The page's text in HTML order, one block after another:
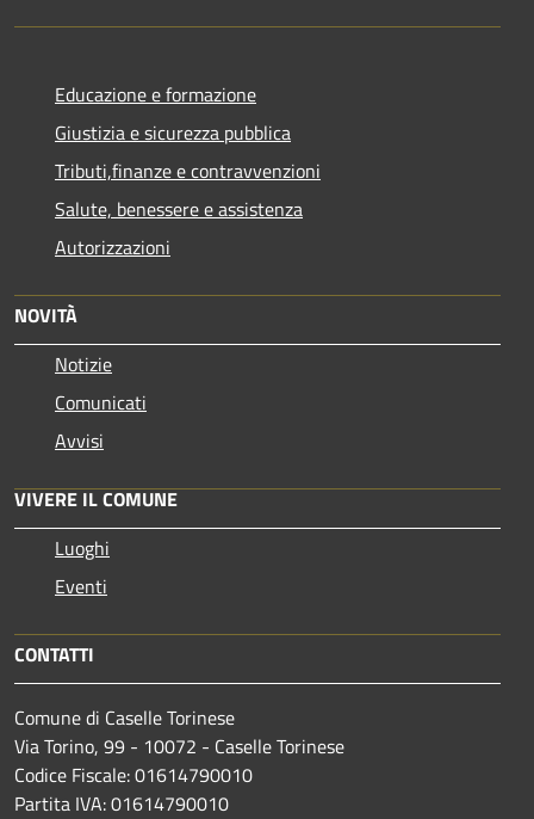
Educazione e formazione
Giustizia e sicurezza pubblica
Tributi,finanze e contravvenzioni
Salute, benessere e assistenza
Autorizzazioni
NOVITÀ
Notizie
Comunicati
Avvisi
VIVERE IL COMUNE
Luoghi
Eventi
CONTATTI
Comune di Caselle Torinese
Via Torino, 99 - 10072 - Caselle Torinese
Codice Fiscale: 01614790010
Partita IVA: 01614790010